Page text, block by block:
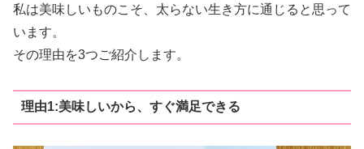
私は美味しいものこそ、太らない生き方に通じると思って
います。
その理由を3つご紹介します。
理由1:美味しいから、すぐ満足できる